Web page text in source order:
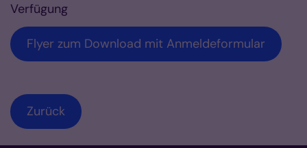
Verfügung
Flyer zum Download mit Anmeldeformular
Zurück